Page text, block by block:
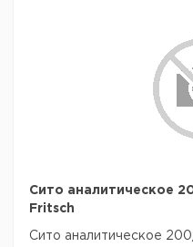
Сито аналитическое
Fritsch
Сито аналитическое